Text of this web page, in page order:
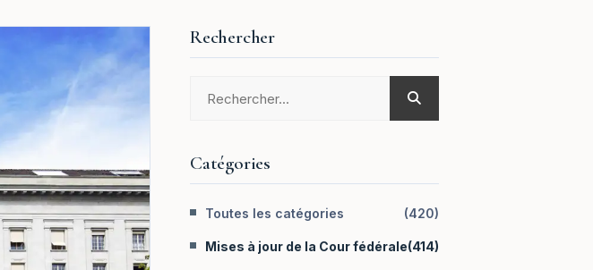
Rechercher
Catégories
Toutes les catégories (420)
Mises à jour de la Cour fédérale(414)